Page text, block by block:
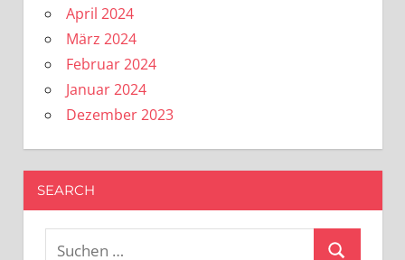
April 2024
März 2024
Februar 2024
Januar 2024
Dezember 2023
SEARCH
Suchen